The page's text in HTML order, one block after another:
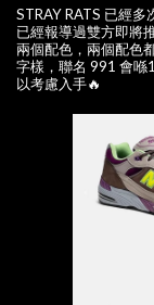
STRAY RATS 已經
已經報導過雙方即將
兩個配色，兩個配色
字樣，聯名 991 會喺
以考慮入手🔥